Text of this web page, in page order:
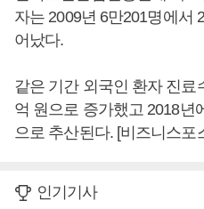
자는 2009년 6만201명에서
어났다.
같은 기간 외국인 환자 진료
억 원으로 증가했고 2018년
으로 추산된다. [비즈니스포
인기기사